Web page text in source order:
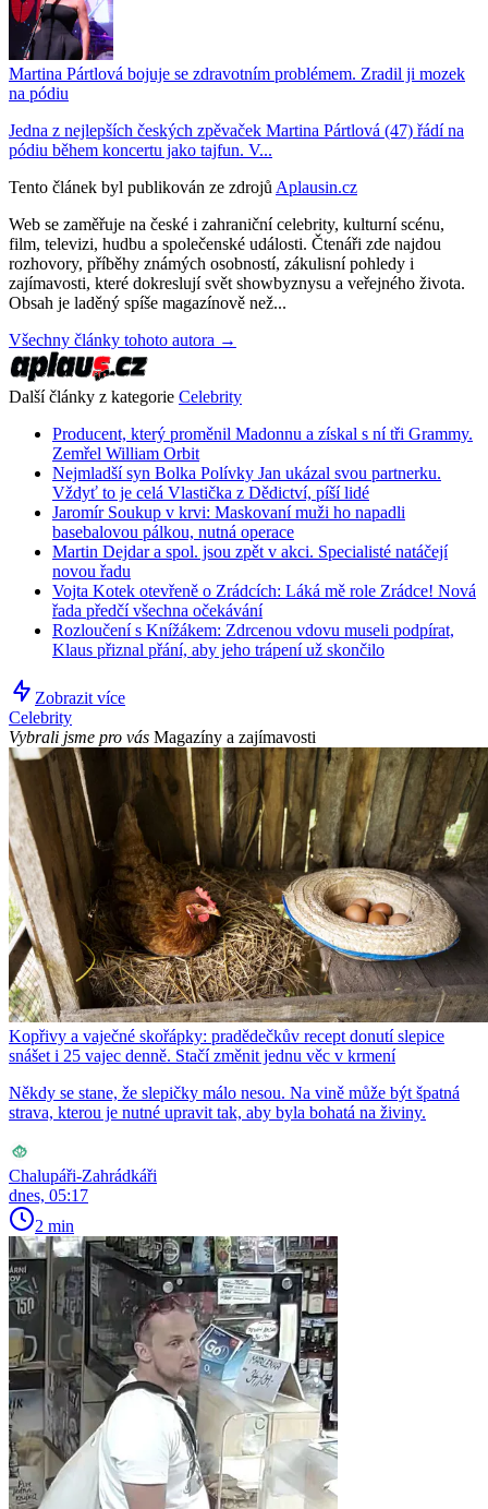
Martina Pártlová bojuje se zdravotním problémem. Zradil ji mozek
na pódiu
Jedna z nejlepších českých zpěvaček Martina Pártlová (47) řádí na
pódiu během koncertu jako tajfun. V...
Tento článek byl publikován ze zdrojů Aplausin.cz
Web se zaměřuje na české i zahraniční celebrity, kulturní scénu,
film, televizi, hudbu a společenské události. Čtenáři zde najdou
rozhovory, příběhy známých osobností, zákulisní pohledy i
zajímavosti, které dokreslují svět showbyznysu a veřejného života.
Obsah je laděný spíše magazínově než...
Všechny články tohoto autora →
Další články z kategorie Celebrity
Producent, který proměnil Madonnu a získal s ní tři Grammy.
Zemřel William Orbit
Nejmladší syn Bolka Polívky Jan ukázal svou partnerku.
Vždyť to je celá Vlastička z Dědictví, píší lidé
Jaromír Soukup v krvi: Maskovaní muži ho napadli
basebalovou pálkou, nutná operace
Martin Dejdar a spol. jsou zpět v akci. Specialisté natáčejí
novou řadu
Vojta Kotek otevřeně o Zrádcích: Láká mě role Zrádce! Nová
řada předčí všechna očekávání
Rozloučení s Knížákem: Zdrcenou vdovu museli podpírat,
Klaus přiznal přání, aby jeho trápení už skončilo
Zobrazit více
Celebrity
Vybrali jsme pro vás Magazíny a zajímavosti
Kopřivy a vaječné skořápky: pradědečkův recept donutí slepice
snášet i 25 vajec denně. Stačí změnit jednu věc v krmení
Někdy se stane, že slepičky málo nesou. Na vině může být špatná
strava, kterou je nutné upravit tak, aby byla bohatá na živiny.
Chalupáři-Zahrádkáři
dnes, 05:17
2 min